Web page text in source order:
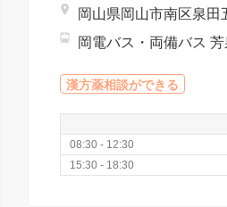
岡山県岡山市南区泉田
岡電バス・両備バス
漢方薬相談ができる
08:30 - 12:30
15:30 - 18:30